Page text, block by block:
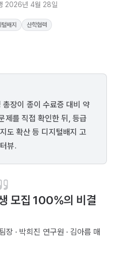
2026년 4월 28일
털배지 산학협력
장이 종이 수료증 대비 약
제를 직접 확인한 뒤, 등급
도 확산 등 디지털배지 고
뷰.
모집 100%의 비결
장 · 박희진 연구원 · 김아름 매